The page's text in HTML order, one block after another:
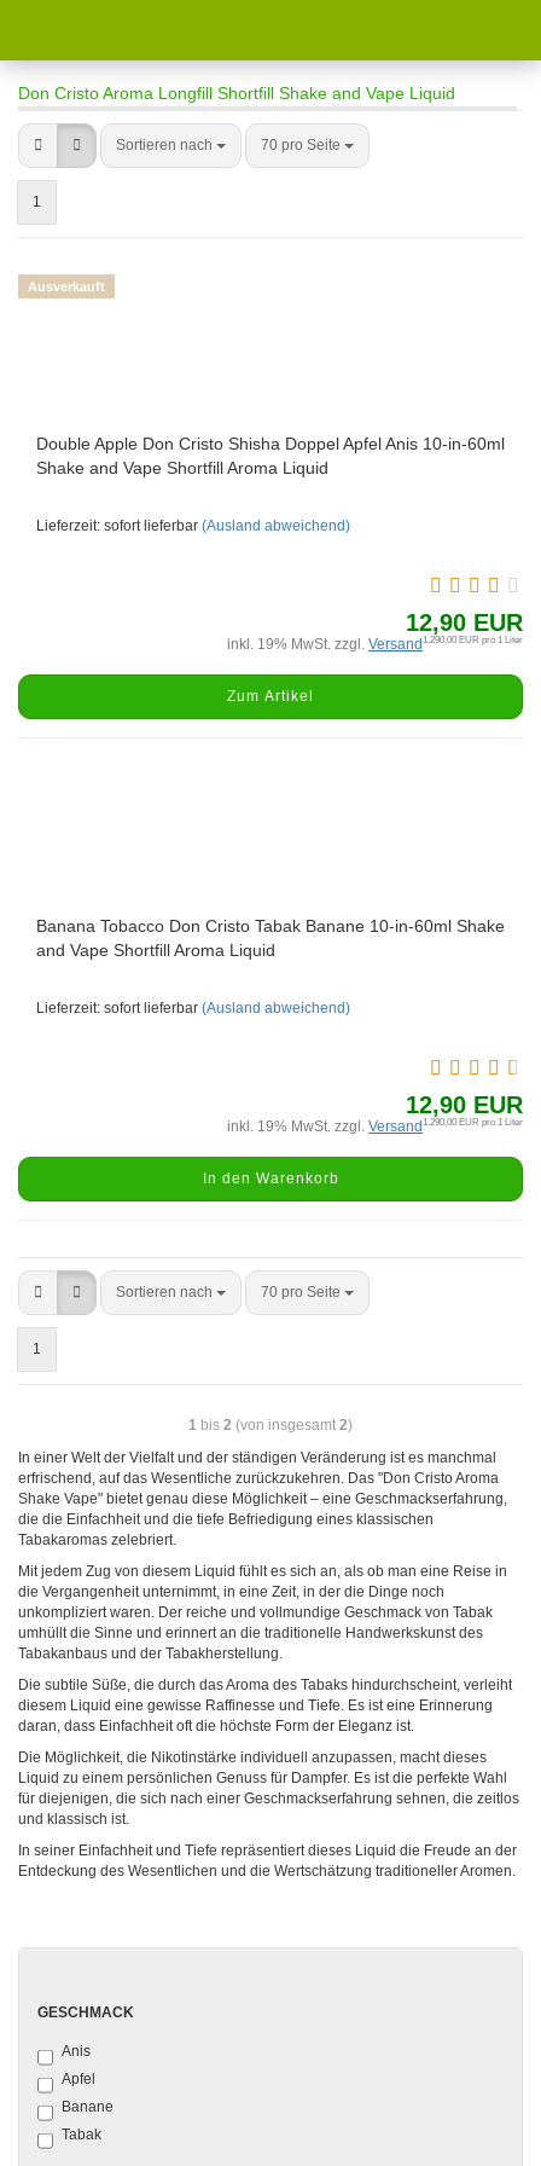
Don Cristo Aroma Longfill Shortfill Shake and Vape Liquid
Sortieren nach 70 pro Seite
1
Ausverkauft
Double Apple Don Cristo Shisha Doppel Apfel Anis 10-in-60ml
Shake and Vape Shortfill Aroma Liquid
Lieferzeit: sofort lieferbar (Ausland abweichend)
12,90 EUR
1.290,00 EUR pro 1 Liter
inkl. 19% MwSt. zzgl. Versand
Zum Artikel
Banana Tobacco Don Cristo Tabak Banane 10-in-60ml Shake
and Vape Shortfill Aroma Liquid
Lieferzeit: sofort lieferbar (Ausland abweichend)
12,90 EUR
1.290,00 EUR pro 1 Liter
inkl. 19% MwSt. zzgl. Versand
In den Warenkorb
Sortieren nach 70 pro Seite
1
1 bis 2 (von insgesamt 2)
In einer Welt der Vielfalt und der ständigen Veränderung ist es manchmal
erfrischend, auf das Wesentliche zurückzukehren. Das "Don Cristo Aroma
Shake Vape" bietet genau diese Möglichkeit – eine Geschmackserfahrung,
die die Einfachheit und die tiefe Befriedigung eines klassischen
Tabakaromas zelebriert.
Mit jedem Zug von diesem Liquid fühlt es sich an, als ob man eine Reise in
die Vergangenheit unternimmt, in eine Zeit, in der die Dinge noch
unkompliziert waren. Der reiche und vollmundige Geschmack von Tabak
umhüllt die Sinne und erinnert an die traditionelle Handwerkskunst des
Tabakanbaus und der Tabakherstellung.
Die subtile Süße, die durch das Aroma des Tabaks hindurchscheint, verleiht
diesem Liquid eine gewisse Raffinesse und Tiefe. Es ist eine Erinnerung
daran, dass Einfachheit oft die höchste Form der Eleganz ist.
Die Möglichkeit, die Nikotinstärke individuell anzupassen, macht dieses
Liquid zu einem persönlichen Genuss für Dampfer. Es ist die perfekte Wahl
für diejenigen, die sich nach einer Geschmackserfahrung sehnen, die zeitlos
und klassisch ist.
In seiner Einfachheit und Tiefe repräsentiert dieses Liquid die Freude an der
Entdeckung des Wesentlichen und die Wertschätzung traditioneller Aromen.
GESCHMACK
Anis
Apfel
Banane
Tabak